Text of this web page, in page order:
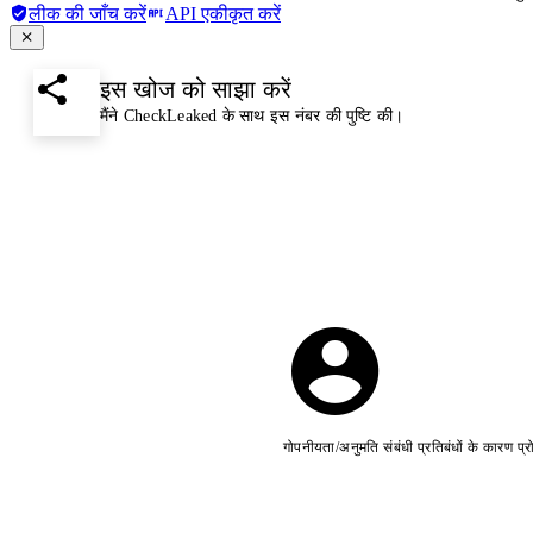
लीक की जाँच करें API एकीकृत करें
इस खोज को साझा करें
मैंने CheckLeaked के साथ इस नंबर की पुष्टि की।
गोपनीयता/अनुमति संबंधी प्रतिबंधों के कारण